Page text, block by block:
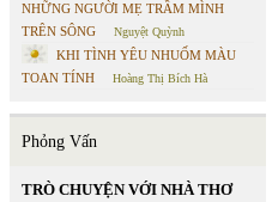
NHỮNG NGƯỜI MẸ TRẦM MÌNH
TRÊN SÔNG
Nguyệt Quỳnh
KHI TÌNH YÊU NHUỐM MÀU
TOAN TÍNH
Hoàng Thị Bích Hà
Phỏng Vấn
TRÒ CHUYỆN VỚI NHÀ THƠ